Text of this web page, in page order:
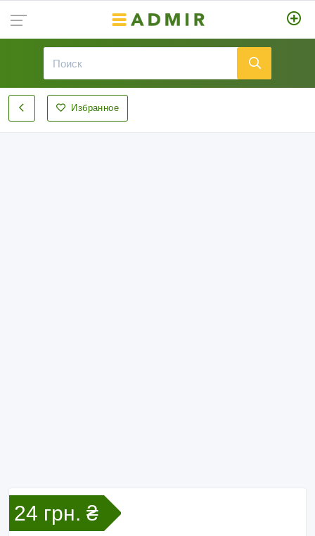
Избранное
24 грн. ₴